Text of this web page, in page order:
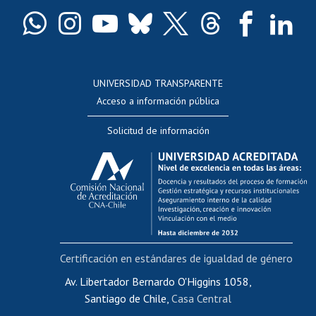
Docentes
Evaluación docente
Calificación académica
Postulación al AUCAI
Funcionarias/os
Cursos internos de capacitación
Bienestar del personal
Portal de movilidad interna
Certificado de renta
Certificado de renta honorarios
UNIVERSIDAD TRANSPARENTE
Acceso a información pública
Solicitud de información
Av. Libertador Bernardo O'Higgins 1058,
Santiago de Chile, Casa Central
Certificación en estándares de igualdad de género